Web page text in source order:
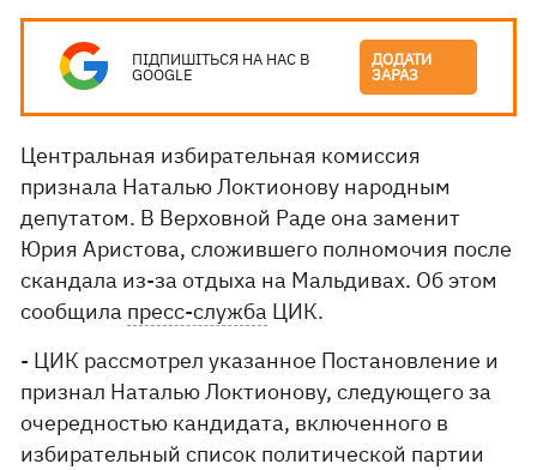
ПІДПИШІТЬСЯ НА НАС В
GOOGLE
ДОДАТИ
ЗАРАЗ
Центральная избирательная комиссия
признала Наталью Локтионову народным
депутатом. В Верховной Раде она заменит
Юрия Аристова, сложившего полномочия после
скандала из-за отдыха на Мальдивах. Об этом
сообщила пресс-служба ЦИК.
- ЦИК рассмотрел указанное Постановление и
признал Наталью Локтионову, следующего за
очередностью кандидата, включенного в
избирательный список политической партии